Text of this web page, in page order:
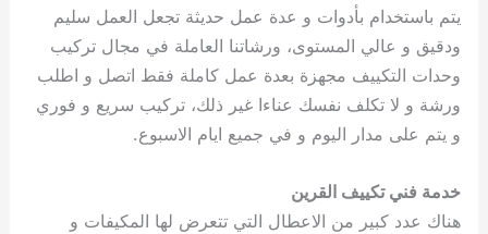
يتم باستخدام بأدوات و عدة عمل حديثة تجعل العمل سليم
ودقيق و عالي المستوى، ورشاتنا العاملة في مجال تركيب
وحدات التكييف مجهزة بعدة عمل كاملة فقط اتصل و اطلب
ورشة و لا تكلف نفسك عناءا غير ذلك، تركيب سريع و فوري
و يتم على مدار اليوم و في جميع ايام الاسبوع.
خدمة فني تكييف القرين
هناك عدد كبير من الاعطال التي تتعرض لها المكيفات و